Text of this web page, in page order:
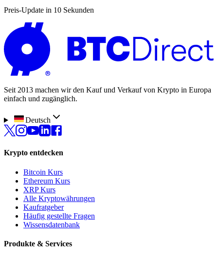
Preis-Update in 10 Sekunden
Seit 2013 machen wir den Kauf und Verkauf von Krypto in Europa
einfach und zugänglich.
Deutsch
Krypto entdecken
Bitcoin Kurs
Ethereum Kurs
XRP Kurs
Alle Kryptowährungen
Kaufratgeber
Häufig gestellte Fragen
Wissensdatenbank
Produkte & Services